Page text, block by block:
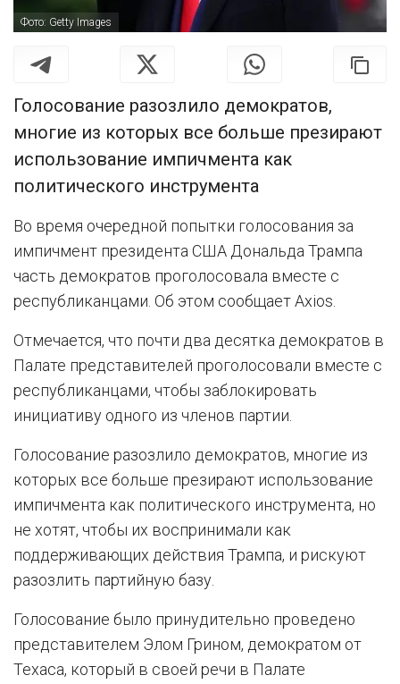
Фото: Getty Images
Голосование разозлило демократов,
многие из которых все больше презирают
использование импичмента как
политического инструмента
Во время очередной попытки голосования за
импичмент президента США Дональда Трампа
часть демократов проголосовала вместе с
республиканцами. Об этом сообщает Axios.
Отмечается, что почти два десятка демократов в
Палате представителей проголосовали вместе с
республиканцами, чтобы заблокировать
инициативу одного из членов партии.
Голосование разозлило демократов, многие из
которых все больше презирают использование
импичмента как политического инструмента, но
не хотят, чтобы их воспринимали как
поддерживающих действия Трампа, и рискуют
разозлить партийную базу.
Голосование было принудительно проведено
представителем Элом Грином, демократом от
Техаса, который в своей речи в Палате